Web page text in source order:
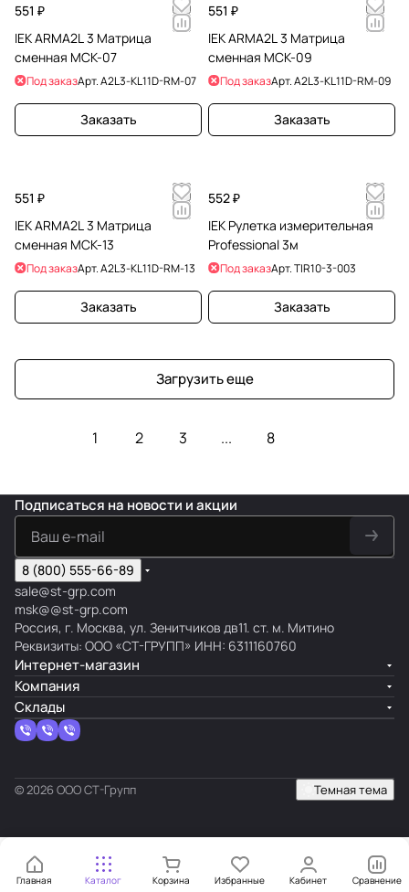
551 ₽
IEK ARMA2L 3 Матрица
сменная МСК-07
Под заказАрт.A2L3-KL11D-RM-07
Заказать
551 ₽
IEK ARMA2L 3 Матрица
сменная МСК-09
Под заказАрт.A2L3-KL11D-RM-09
Заказать
551 ₽
IEK ARMA2L 3 Матрица
сменная МСК-13
Под заказАрт.A2L3-KL11D-RM-13
Заказать
552 ₽
IEK Рулетка измерительная
Professional 3м
Под заказАрт.TIR10-3-003
Заказать
Загрузить еще
1 2 3 ... 8
Главная Каталог Корзина Избранные Кабинет Сравнение
Подписаться на новости и акции
8 (800) 555-66-89
sale@st-grp.com
msk@@st-grp.com
Россия, г. Москва, ул. Зенитчиков дв11. ст. м. Митино
Реквизиты: ООО «СТ-ГРУПП» ИНН: 6311160760
Интернет-магазин
Компания
Склады
© 2026 ООО СТ-Групп Темная тема